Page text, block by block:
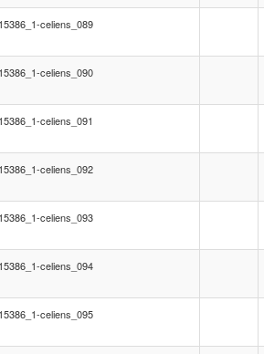
celiens_089
celiens_090
celiens_091
celiens_092
celiens_093
celiens_094
celiens_095